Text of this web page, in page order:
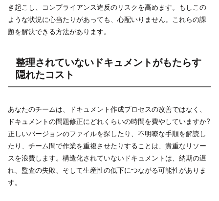
き起こし、コンプライアンス違反のリスクを高めます。もしこの
ような状況に心当たりがあっても、心配いりません。これらの課
題を解決できる方法があります。
整理されていないドキュメントがもたらす
隠れたコスト
あなたのチームは、ドキュメント作成プロセスの改善ではなく、
ドキュメントの問題修正にどれくらいの時間を費やしていますか?
正しいバージョンのファイルを探したり、不明瞭な手順を解読し
たり、チーム間で作業を重複させたりすることは、貴重なリソー
スを浪費します。構造化されていないドキュメントは、納期の遅
れ、監査の失敗、そして生産性の低下につながる可能性がありま
す。